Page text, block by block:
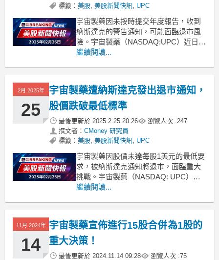
標籤： 美股, 美股新聞快訊, UPC
宇宙製藥因未按時提交年度報告，收到
納斯達克的警告通知，可能面臨退市風
險。宇宙製藥（NASDAQ:UPC）近日接
獲納斯達克發出的通知，該公司未能在
市，給投資者帶來不小的擔憂。根據規
定，宇宙製藥有直到2025年2月26日的時
間申
繼續閱讀...
2月 2025年
25
宇宙製藥遭納斯達克發出退市通知，
股價跌破最低標準
最後更新於 2025.2.25 20:26 瀏覽人次 :247
撰文者： CMoney 研究員
標籤： 美股, 美股新聞快訊, UPC
宇宙製藥因股價未達每股1美元的最低要
求，被納斯達克通知將退市，面臨重大
挑戰。宇宙製藥（NASDAQ: UPC）近
日收到納斯達克的退市通知，原因是其
無疑是一個重大的警訊，特別是在目前
市場環境不佳的背景下。根據納斯達克
的規定，若公司股
繼續閱讀...
11月 2024年
14
宇宙製藥宣佈進行15股合併為1股的
重大決策！
最後更新於 2024.11.14 09:28 瀏覽人次 :75